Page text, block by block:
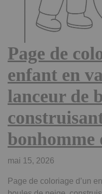
Page de
enfant en
lanceur de
bonhomme
mai 15, 2026
Page de coloriage d’un